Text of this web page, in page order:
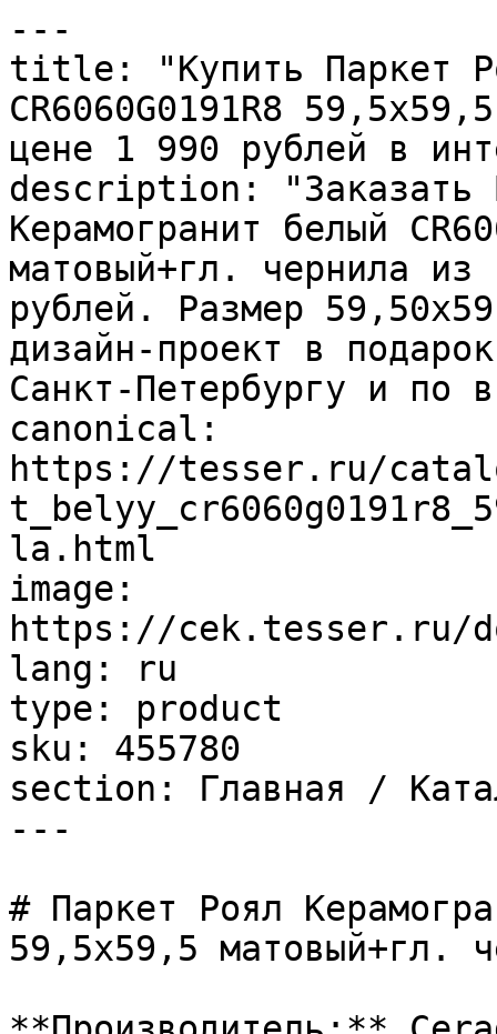
---
title: "Купить Паркет
CR6060G0191R8
цене 1 990 рублей в
description: "Заказать
Керамогранит белый
матовый+гл. чернила
рублей. Размер
дизайн-проект в
Санкт-Петербургу и по
canonical:
https://tesser.ru/
la.html
image:
https://cek.tesser.ru/
lang: ru
type: product
sku: 455780
section: Главная /
---
# Паркет Роял
59,5х59,5 матовый+гл.